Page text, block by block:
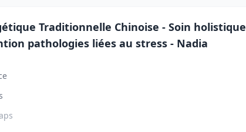
Traditionnelle Chinoise - Soin holistique
pathologies liées au stress - Nadia